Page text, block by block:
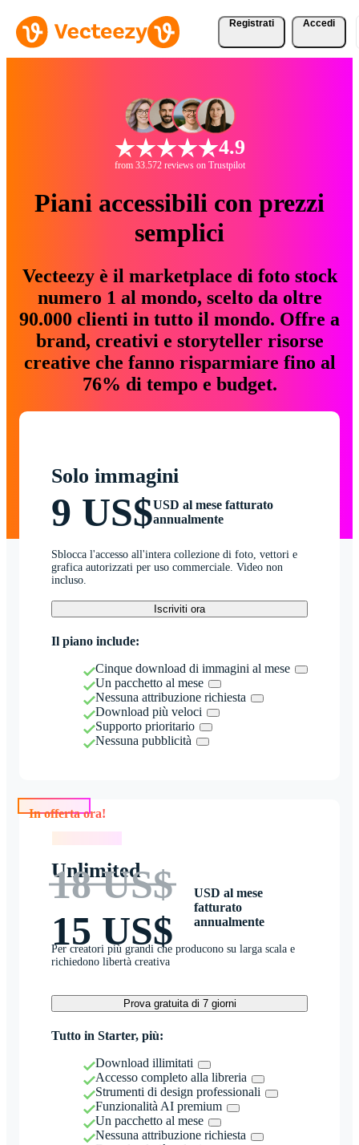
Registrati Accedi
4.9
from 33.572 reviews on Trustpilot
Piani accessibili con prezzi
semplici
Vecteezy è il marketplace di foto stock
numero 1 al mondo, scelto da oltre
90.000 clienti in tutto il mondo. Offre a
brand, creativi e storyteller risorse
creative che fanno risparmiare fino al
76% di tempo e budget.
Solo immagini
9 US$USD al mese fatturato
annualmente
Sblocca l'accesso all'intera collezione di foto, vettori e
grafica autorizzati per uso commerciale. Video non
incluso.
Iscriviti ora
Il piano include:
Cinque download di immagini al mese
Un pacchetto al mese
Nessuna attribuzione richiesta
Download più veloci
Supporto prioritario
Nessuna pubblicità
Unlimited
18 US$
15 US$
USD al mese
fatturato
annualmente
Per creatori più grandi che producono su larga scala e
richiedono libertà creativa
Prova gratuita di 7 giorni
Tutto in Starter, più:
Download illimitati
Accesso completo alla libreria
Strumenti di design professionali
Funzionalità AI premium
Un pacchetto al mese
Nessuna attribuzione richiesta